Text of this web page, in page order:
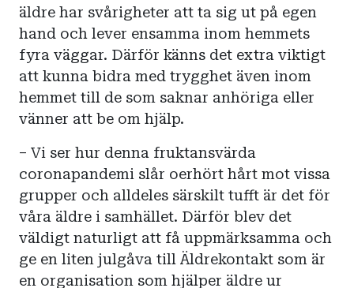
äldre har svårigheter att ta sig ut på egen
hand och lever ensamma inom hemmets
fyra väggar. Därför känns det extra viktigt
att kunna bidra med trygghet även inom
hemmet till de som saknar anhöriga eller
vänner att be om hjälp.
– Vi ser hur denna fruktansvärda
coronapandemi slår oerhört hårt mot vissa
grupper och alldeles särskilt tufft är det för
våra äldre i samhället. Därför blev det
väldigt naturligt att få uppmärksamma och
ge en liten julgåva till Äldrekontakt som är
en organisation som hjälper äldre ur